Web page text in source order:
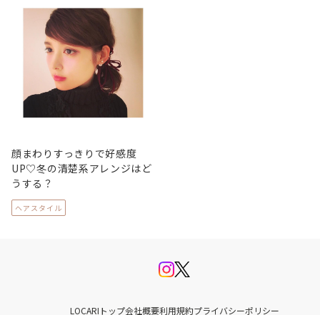
顔まわりすっきりで好感度
UP♡冬の清楚系アレンジはど
うする？
ヘアスタイル
LOCARIトップ会社概要利用規約プライバシーポリシー